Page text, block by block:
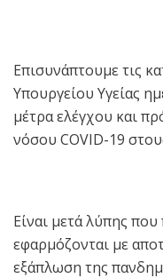
Επισυνάπτουμε τις
Υπουργείου Υγείας
μέτρα ελέγχου και
νόσου COVID-19
Είναι μετά λύπης
εφαρμόζονται με
εξάπλωση της